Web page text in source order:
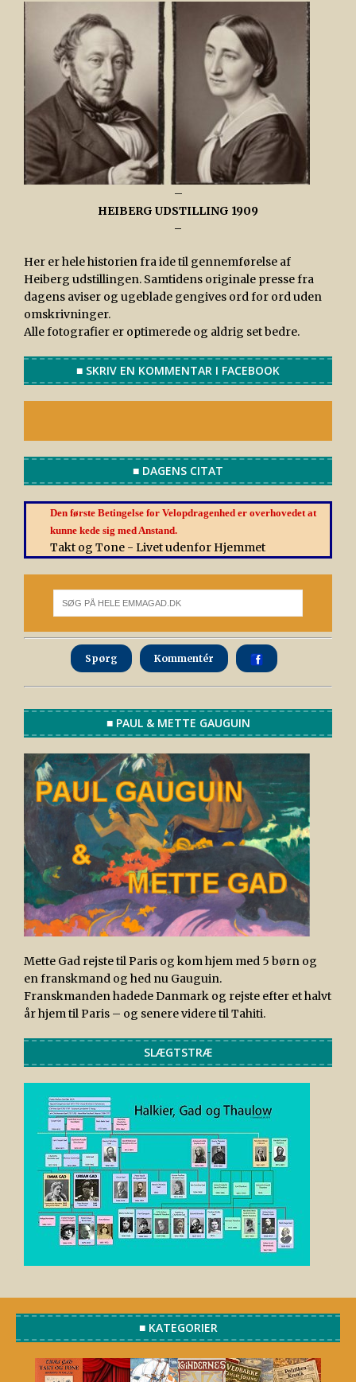
–
HEIBERG UDSTILLING 1909
–
Her er hele historien fra ide til gennemførelse af
Heiberg udstillingen. Samtidens originale presse fra
dagens aviser og ugeblade gengives ord for ord uden
omskrivninger.
Alle fotografier er optimerede og aldrig set bedre.
■ SKRIV EN KOMMENTAR I FACEBOOK
■ DAGENS CITAT
Den første Betingelse for Velopdragenhed er overhovedet at
kunne kede sig med Anstand.
Takt og Tone - Livet udenfor Hjemmet
Spørg Kommentér
■ PAUL & METTE GAUGUIN
Mette Gad rejste til Paris og kom hjem med 5 børn og
en franskmand og hed nu Gauguin.
Franskmanden hadede Danmark og rejste efter et halvt
år hjem til Paris – og senere videre til Tahiti.
SLÆGTSTRÆ
■ KATEGORIER